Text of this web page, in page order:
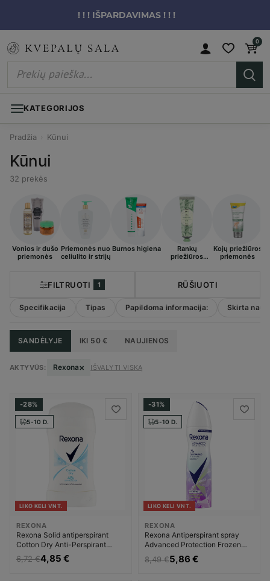
! ! ! IŠPARDAVIMAS ! ! !
0
KATEGORIJOS
Pradžia Kūnui
Kūnui
32 prekės
Vonios ir dušo
priemonės
Priemonės nuo
celiulito ir strijų
Burnos higiena
Rankų
priežiūros
Kojų priežiūros
priemonės
FILTRUOTI 1
Specifikacija Tipas Papildoma informacija: Skirta
RŪŠIUOTI
SANDĖLYJE IKI 50 € NAUJIENOS
AKTYVŪS: Rexona× IŠVALYTI VISKĄ
-28%
5-10 D.
LIKO KELI VNT.
REXONA
Rexona Solid antiperspirant
Cotton Dry Anti-Perspirant
Dezodorantas Dezodorantas ir
antiperspirantas Moterims
6,72 €4,85 €
-31%
5-10 D.
LIKO KELI VNT.
REXONA
Rexona Antiperspirant spray
Advanced Protection Frozen
Icai & Jasmine Dezodorantas
Dezodorantas ir
8,49 €5,86 €